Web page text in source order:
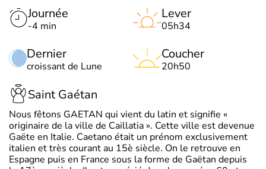
Journée
-4 min
Dernier
croissant de Lune
Lever
05h34
Coucher
20h50
Saint Gaétan
Nous fêtons GAETAN qui vient du latin et signifie «
originaire de la ville de Caillatia ». Cette ville est devenue
Gaëte en Italie. Caetano était un prénom exclusivement
italien et très courant au 15è siècle. On le retrouve en
Espagne puis en France sous la forme de Gaëtan depuis